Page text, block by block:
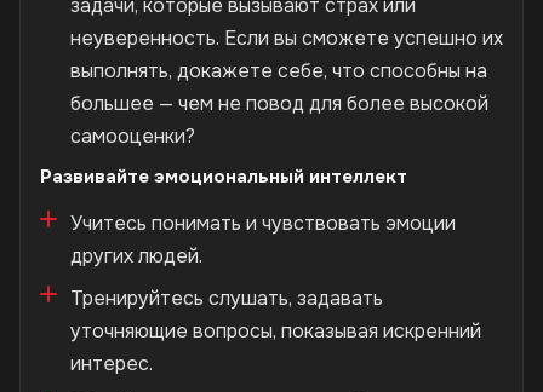
задачи, которые вызывают страх или
неуверенность. Если вы сможете успешно их
выполнять, докажете себе, что способны на
большее — чем не повод для более высокой
самооценки?
Развивайте эмоциональный интеллект
Учитесь понимать и чувствовать эмоции
других людей.
Тренируйтесь слушать, задавать
уточняющие вопросы, показывая искренний
интерес.